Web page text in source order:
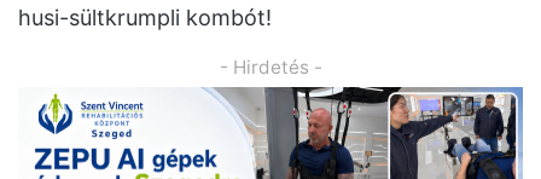
husi-sültkrumpli kombót!
- Hirdetés -